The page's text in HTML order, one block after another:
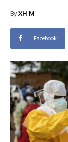
ByXH M
Facebook